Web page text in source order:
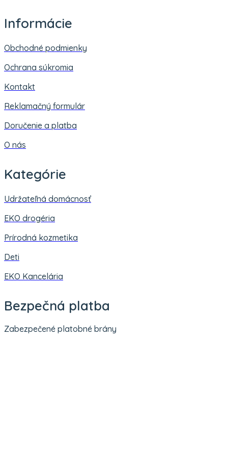
Informácie
Obchodné podmienky
Ochrana súkromia
Kontakt
Reklamačný formulár
Doručenie a platba
O nás
Kategórie
Udržateľná domácnosť
EKO drogéria
Prírodná kozmetika
Deti
EKO Kancelária
Bezpečná platba
Zabezpečené platobné brány